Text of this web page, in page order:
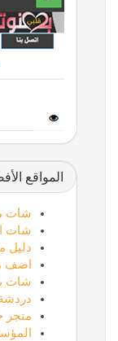
المواقع
شات
شات
دليل
اضف
شات
متجر